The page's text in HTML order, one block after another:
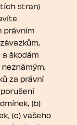
stran)
právním
škodám
za právní
(b)
(c) vašeho